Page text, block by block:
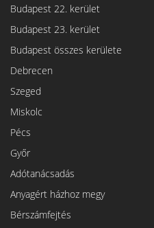
Budapest 22. kerület
Budapest 23. kerület
Budapest összes kerülete
Debrecen
Szeged
Miskolc
Pécs
Győr
Adótanácsadás
Anyagért házhoz megy
Bérszámfejtés